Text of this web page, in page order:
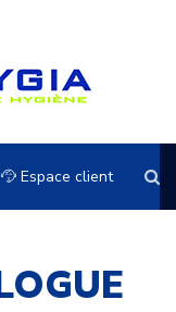
Espace client